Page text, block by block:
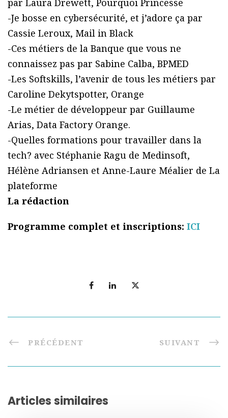
par Laura Drewett, Pourquoi Princesse
-Je bosse en cybersécurité, et j’adore ça par
Cassie Leroux, Mail in Black
-Ces métiers de la Banque que vous ne
connaissez pas par Sabine Calba, BPMED
-Les Softskills, l’avenir de tous les métiers par
Caroline Dekytspotter, Orange
-Le métier de développeur par Guillaume
Arias, Data Factory Orange.
-Quelles formations pour travailler dans la
tech? avec Stéphanie Ragu de Medinsoft,
Hélène Adriansen et Anne-Laure Méalier de La
plateforme
La rédaction
Programme complet et inscriptions: ICI
PRÉCÉDENT SUIVANT
Articles similaires